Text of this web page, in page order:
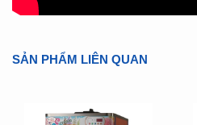
SẢN PHẨM LIÊN QUAN